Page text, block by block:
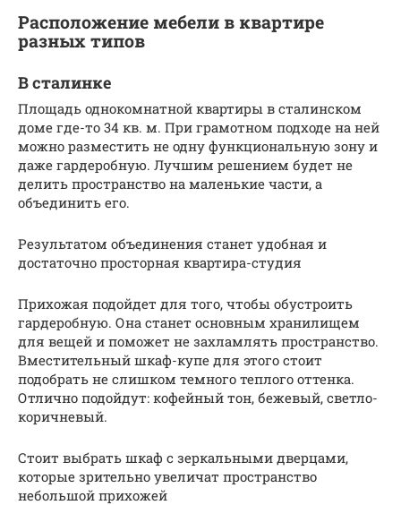
Расположение мебели в квартире
разных типов
В сталинке
Площадь однокомнатной квартиры в сталинском
доме где-то 34 кв. м. При грамотном подходе на ней
можно разместить не одну функциональную зону и
даже гардеробную. Лучшим решением будет не
делить пространство на маленькие части, а
объединить его.
Результатом объединения станет удобная и
достаточно просторная квартира-студия
Прихожая подойдет для того, чтобы обустроить
гардеробную. Она станет основным хранилищем
для вещей и поможет не захламлять пространство.
Вместительный шкаф-купе для этого стоит
подобрать не слишком темного теплого оттенка.
Отлично подойдут: кофейный тон, бежевый, светло-
коричневый.
Стоит выбрать шкаф с зеркальными дверцами,
которые зрительно увеличат пространство
небольшой прихожей